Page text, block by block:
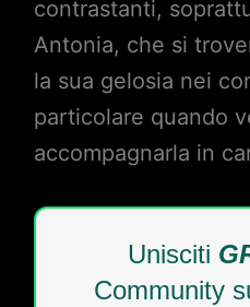
contrastanti,
Antonia, che si
la sua gelosia nei
particolare quando
accompagnarla in
Unisciti
Community